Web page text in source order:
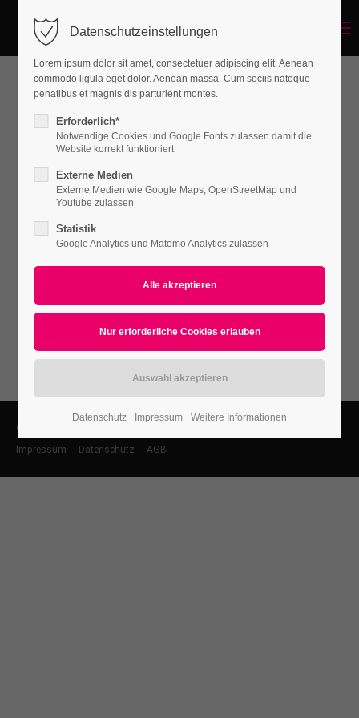
Go to Homepage
Copyright 2026 | Cassel Lofts
Impressum
Datenschutz AGB
Datenschutzeinstellungen
Lorem ipsum dolor sit amet, consectetuer adipiscing elit. Aenean
commodo ligula eget dolor. Aenean massa. Cum sociis natoque
penatibus et magnis dis parturient montes.
Erforderlich*
Notwendige Cookies und Google Fonts zulassen damit die
Website korrekt funktioniert
Externe Medien
Externe Medien wie Google Maps, OpenStreetMap und
Youtube zulassen
Statistik
Google Analytics und Matomo Analytics zulassen
Datenschutz Impressum Weitere Informationen